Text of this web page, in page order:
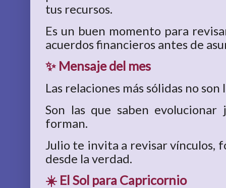
tus recursos.
Es un buen momento para
acuerdos financieros antes de
✨ Mensaje del mes
Las relaciones más sólidas no
Son las que saben
forman.
Julio te invita a revisar vínculos,
desde la verdad.
☀️ El Sol para Capricornio